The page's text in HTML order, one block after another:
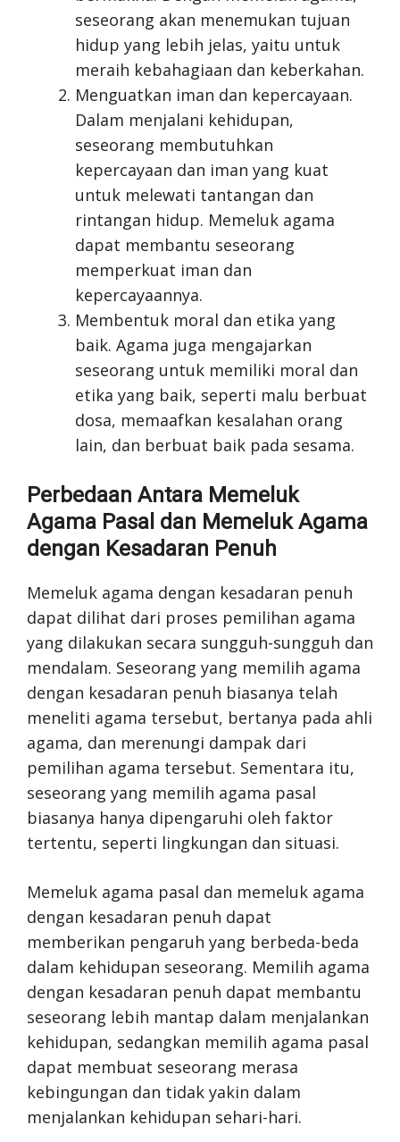
seseorang akan menemukan tujuan
hidup yang lebih jelas, yaitu untuk
meraih kebahagiaan dan keberkahan.
Menguatkan iman dan kepercayaan.
Dalam menjalani kehidupan,
seseorang membutuhkan
kepercayaan dan iman yang kuat
untuk melewati tantangan dan
rintangan hidup. Memeluk agama
dapat membantu seseorang
memperkuat iman dan
kepercayaannya.
Membentuk moral dan etika yang
baik. Agama juga mengajarkan
seseorang untuk memiliki moral dan
etika yang baik, seperti malu berbuat
dosa, memaafkan kesalahan orang
lain, dan berbuat baik pada sesama.
Perbedaan Antara Memeluk
Agama Pasal dan Memeluk Agama
dengan Kesadaran Penuh
Memeluk agama dengan kesadaran penuh
dapat dilihat dari proses pemilihan agama
yang dilakukan secara sungguh-sungguh dan
mendalam. Seseorang yang memilih agama
dengan kesadaran penuh biasanya telah
meneliti agama tersebut, bertanya pada ahli
agama, dan merenungi dampak dari
pemilihan agama tersebut. Sementara itu,
seseorang yang memilih agama pasal
biasanya hanya dipengaruhi oleh faktor
tertentu, seperti lingkungan dan situasi.
Memeluk agama pasal dan memeluk agama
dengan kesadaran penuh dapat
memberikan pengaruh yang berbeda-beda
dalam kehidupan seseorang. Memilih agama
dengan kesadaran penuh dapat membantu
seseorang lebih mantap dalam menjalankan
kehidupan, sedangkan memilih agama pasal
dapat membuat seseorang merasa
kebingungan dan tidak yakin dalam
menjalankan kehidupan sehari-hari.